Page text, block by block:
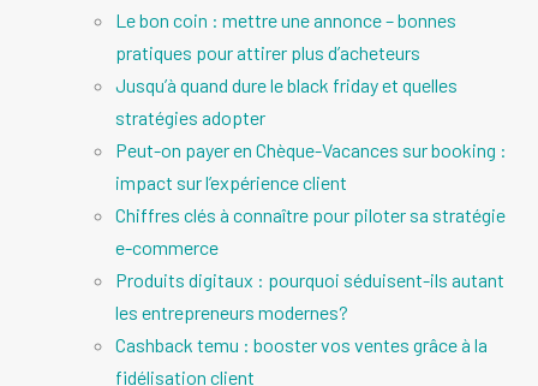
Le bon coin : mettre une annonce – bonnes
pratiques pour attirer plus d’acheteurs
Jusqu’à quand dure le black friday et quelles
stratégies adopter
Peut-on payer en Chèque-Vacances sur booking :
impact sur l’expérience client
Chiffres clés à connaître pour piloter sa stratégie
e-commerce
Produits digitaux : pourquoi séduisent-ils autant
les entrepreneurs modernes?
Cashback temu : booster vos ventes grâce à la
fidélisation client